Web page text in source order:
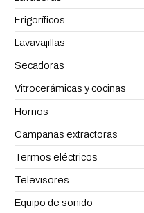
Frigoríficos
Lavavajillas
Secadoras
Vitrocerámicas y cocinas
Hornos
Campanas extractoras
Termos eléctricos
Televisores
Equipo de sonido